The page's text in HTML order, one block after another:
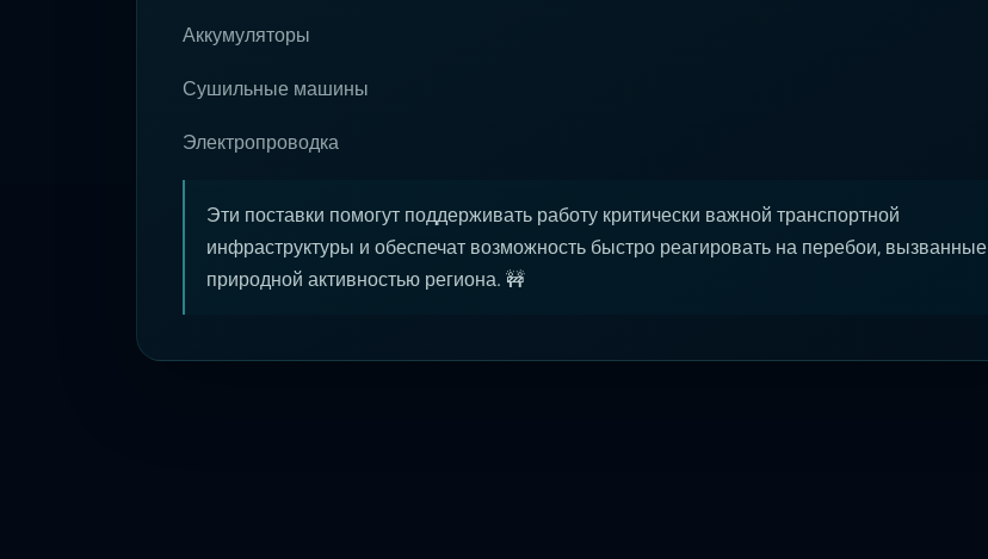
Аккумуляторы
Сушильные машины
Электропроводка
Эти поставки помогут поддерживать работу критически важной транспортной
инфраструктуры и обеспечат возможность быстро реагировать на перебои, вызванные
природной активностью региона. 🚧